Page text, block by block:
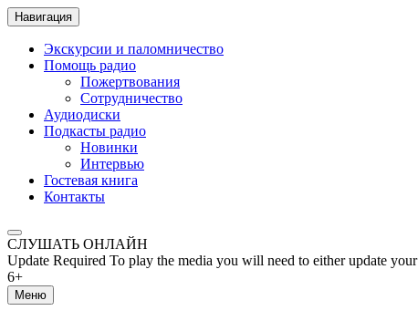
Навигация
Экскурсии и паломничество
Помощь радио
Пожертвования
Сотрудничество
Аудиодиски
Подкасты радио
Новинки
Интервью
Гостевая книга
Контакты
СЛУШАТЬ ОНЛАЙН
Update Required To play the media you will need to either update
6+
Меню